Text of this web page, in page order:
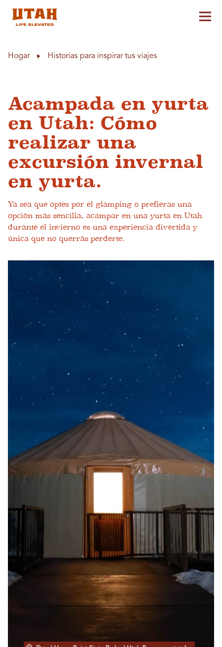
Hogar Historias para inspirar tus viajes
Acampada en yurta
en Utah: Cómo
realizar una
excursión invernal
en yurta.
Ya sea que optes por el glamping o prefieras una
opción más sencilla, acampar en una yurta en Utah
durante el invierno es una experiencia divertida y
única que no querrás perderte.